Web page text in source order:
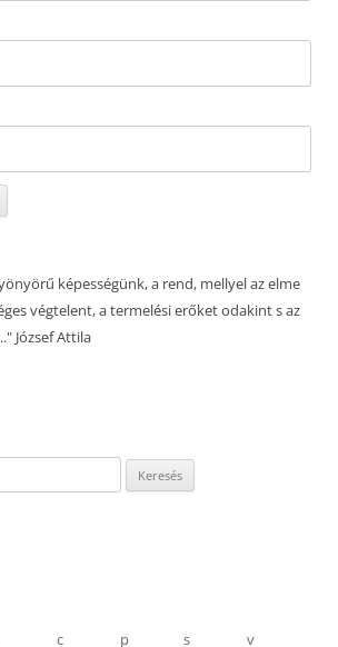
képességünk, a rend, mellyel az elme
végtelent, a termelési erőket odakint s az
József Attila
c p s
v